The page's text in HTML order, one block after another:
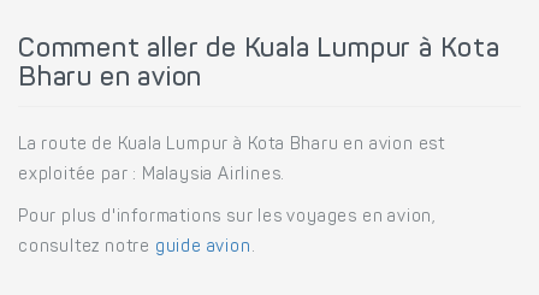
Comment aller de Kuala Lumpur à Kota
Bharu en avion
La route de Kuala Lumpur à Kota Bharu en avion est
exploitée par : Malaysia Airlines.
Pour plus d'informations sur les voyages en avion,
consultez notre guide avion .